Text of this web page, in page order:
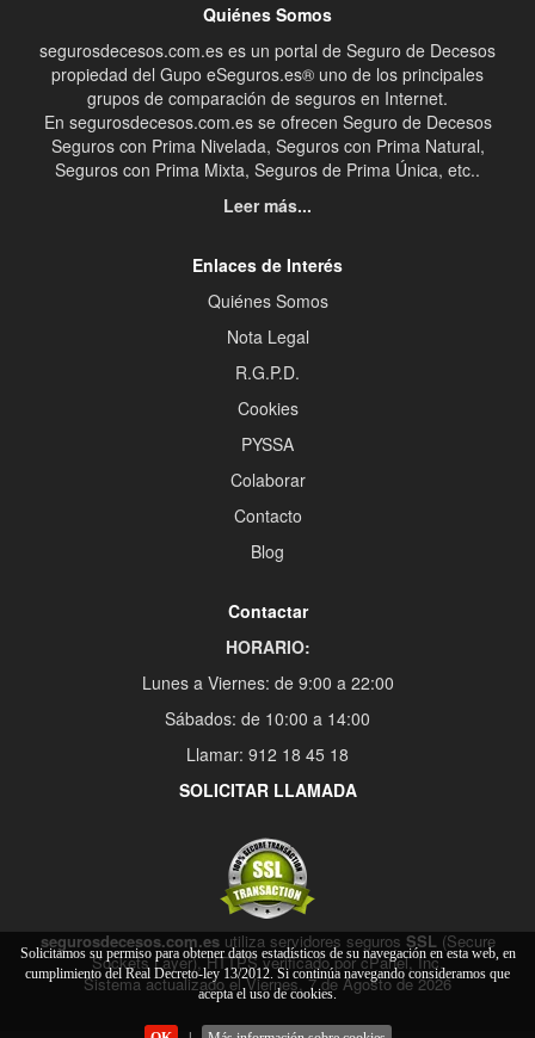
Quiénes Somos
segurosdecesos.com.es es un portal de Seguro de Decesos
propiedad del Gupo eSeguros.es® uno de los principales
grupos de comparación de seguros en Internet.
En segurosdecesos.com.es se ofrecen Seguro de Decesos
Seguros con Prima Nivelada, Seguros con Prima Natural,
Seguros con Prima Mixta, Seguros de Prima Única, etc..
Leer más...
Enlaces de Interés
Quiénes Somos
Nota Legal
R.G.P.D.
Cookies
PYSSA
Colaborar
Contacto
Blog
Contactar
HORARIO:
Lunes a Viernes: de 9:00 a 22:00
Sábados: de 10:00 a 14:00
Llamar: 912 18 45 18
SOLICITAR LLAMADA
segurosdecesos.com.esutiliza servidores seguros SSL (Secure
Sockets Layer), HTTPS verificado por cPanel, Inc.
Sistema actualizado el Viernes, 7 de Agosto de 2026
Solicitamos su permiso para obtener datos estadísticos de su navegación en esta web, en
cumplimiento del Real Decreto-ley 13/2012. Si continúa navegando consideramos que
acepta el uso de cookies.